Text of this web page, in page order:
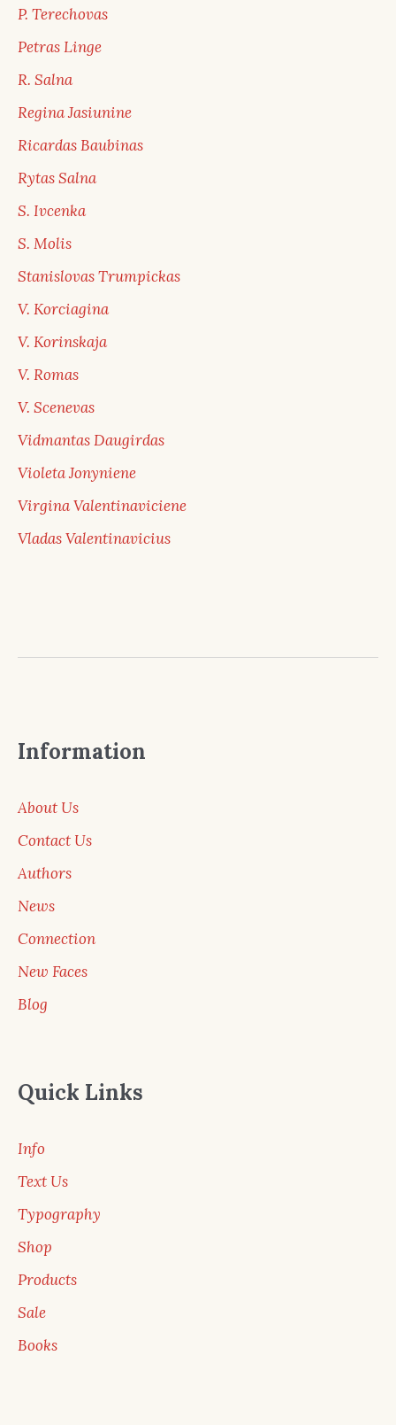
P. Terechovas
Petras Linge
R. Salna
Regina Jasiunine
Ricardas Baubinas
Rytas Salna
S. Ivcenka
S. Molis
Stanislovas Trumpickas
V. Korciagina
V. Korinskaja
V. Romas
V. Scenevas
Vidmantas Daugirdas
Violeta Jonyniene
Virgina Valentinaviciene
Vladas Valentinavicius
Information
About Us
Contact Us
Authors
News
Connection
New Faces
Blog
Quick Links
Info
Text Us
Typography
Shop
Products
Sale
Books